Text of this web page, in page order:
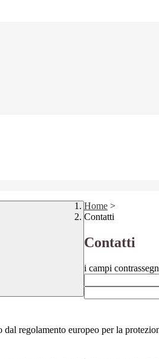
Home >
Contatti
Contatti
i campi
regolamento europeo per la